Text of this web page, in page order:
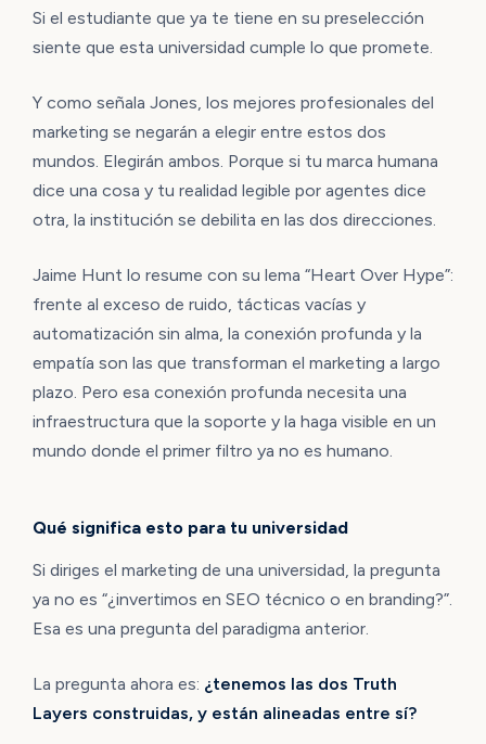
Si el estudiante que ya te tiene en su preselección
siente que esta universidad cumple lo que promete.
Y como señala Jones, los mejores profesionales del
marketing se negarán a elegir entre estos dos
mundos. Elegirán ambos. Porque si tu marca humana
dice una cosa y tu realidad legible por agentes dice
otra, la institución se debilita en las dos direcciones.
Jaime Hunt lo resume con su lema “Heart Over Hype”:
frente al exceso de ruido, tácticas vacías y
automatización sin alma, la conexión profunda y la
empatía son las que transforman el marketing a largo
plazo. Pero esa conexión profunda necesita una
infraestructura que la soporte y la haga visible en un
mundo donde el primer filtro ya no es humano.
Qué significa esto para tu universidad
Si diriges el marketing de una universidad, la pregunta
ya no es “¿invertimos en SEO técnico o en branding?”.
Esa es una pregunta del paradigma anterior.
La pregunta ahora es: ¿tenemos las dos Truth
Layers construidas, y están alineadas entre sí?